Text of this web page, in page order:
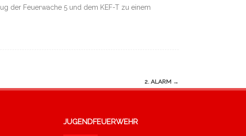
der Feuerwache 5 und dem KEF-T zu einem
2. ALARM →
JUGENDFEUERWEHR